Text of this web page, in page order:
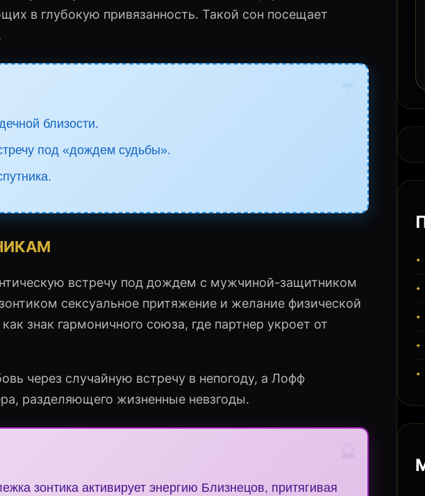
в глубокую привязанность. Такой сон посещает
близости.
под «дождем судьбы».
встречу под дождем с мужчиной-защитником
сексуальное притяжение и желание физической
знак гармоничного союза, где партнер укроет от
через случайную встречу в непогоду, а Лофф
разделяющего жизненные невзгоды.
зонтика активирует энергию Близнецов, притягивая